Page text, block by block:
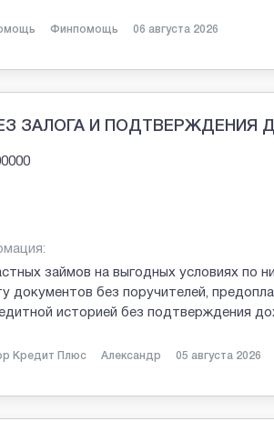
Финпомощь 06 августа 2026
ЗАЛОГА И ПОДТВЕРЖДЕНИЯ
займов на выгодных условиях по
документов без поручителей,
историей без подтверждения
Кредит Плюс Александр 05 августа 2026